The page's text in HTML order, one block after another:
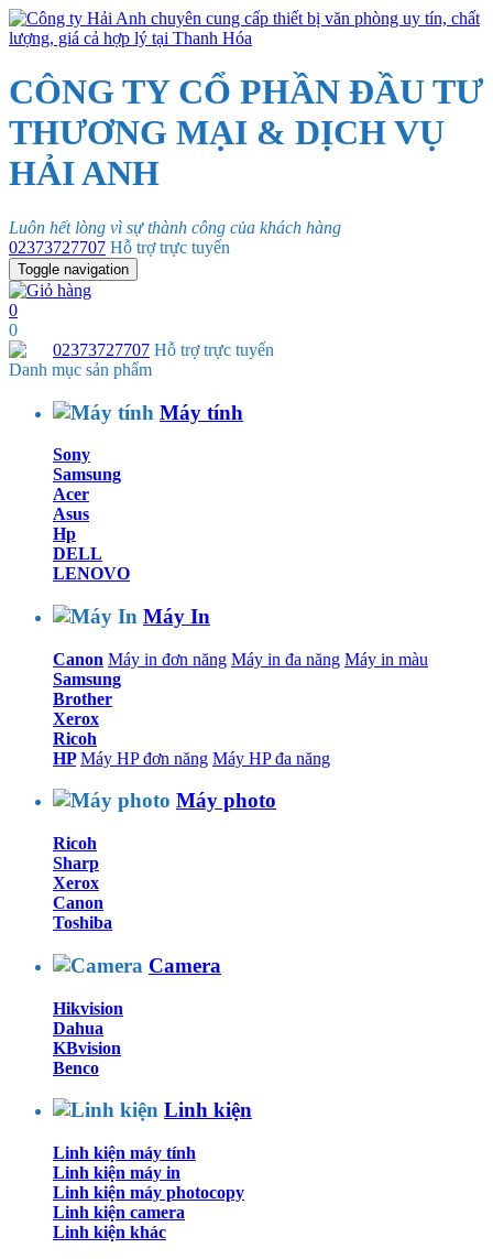
CÔNG TY CỔ PHẦN ĐẦU TƯ
THƯƠNG MẠI & DỊCH VỤ
HẢI ANH
Luôn hết lòng vì sự thành công của khách hàng
02373727707 Hỗ trợ trực tuyến
Toggle navigation
0
0
02373727707 Hỗ trợ trực tuyến
Danh mục sản phẩm
Máy tính
Sony
Samsung
Acer
Asus
Hp
DELL
LENOVO
Máy In
Canon Máy in đơn năng Máy in đa năng Máy in màu
Samsung
Brother
Xerox
Ricoh
HP Máy HP đơn năng Máy HP đa năng
Máy photo
Ricoh
Sharp
Xerox
Canon
Toshiba
Camera
Hikvision
Dahua
KBvision
Benco
Linh kiện
Linh kiện máy tính
Linh kiện máy in
Linh kiện máy photocopy
Linh kiện camera
Linh kiện khác